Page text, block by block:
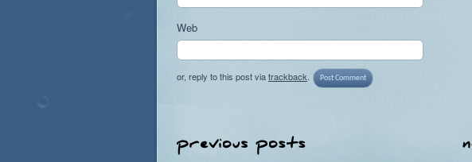
Web
or, reply to this post viatrackback